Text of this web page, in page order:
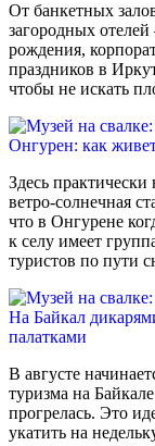
От банкетных
загородных
рождения,
праздников в
чтобы не искать
Онгурен: как
Здесь практически
ветро-солнечная
что в Онгурене
к селу имеет
туристов по пути
На Байкал
палатками
В августе
туризма на
прогрелась. Это
укатить на